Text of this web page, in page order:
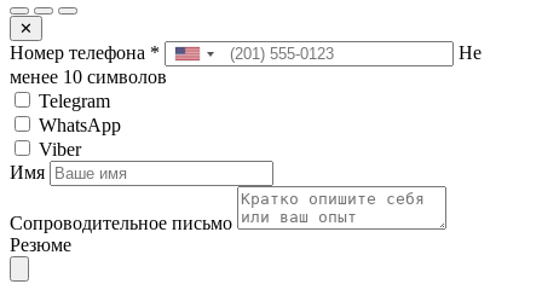
✕
Номер телефона *
Не
менее 10 символов
Telegram
WhatsApp
Viber
Имя
Сопроводительное письмо
Резюме